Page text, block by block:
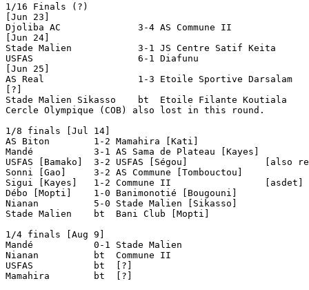
1/16 Finals (?)
[Jun 23]
Djoliba AC      	3-4 AS Commune II
[Jun 24]
Stade Malien    	3-1 JS Centre Satif Keita
USFAS        		6-1 Diafunu
[Jun 25]
AS Real 		1-3 Etoile Sportive Darsalam
[?]
Stade Malien Sikasso	bt  Etoile Filante Koutiala
Cercle Olympique (COB) also lost in this round.
1/8 finals [Jul 14]
AS Biton	1-2 Mamahira [Kati]
Mandé		3-1 AS Sama de Plateau [Kayes]
USFAS [Bamako]	3-2 USFAS [Ségou]	       [also reported 3-1]
Sonni [Gao]	3-2 AS Commune [Tombouctou]
Sigui [Kayes]	1-2 Commune II		       [asdet]
Débo [Mopti]	1-0 Banimonotié [Bougouni]
Nianan		5-0 Stade Malien [Sikasso]
Stade Malien	bt  Bani Club [Mopti]
1/4 finals [Aug 9]
Mandé		0-1 Stade Malien
Nianan		bt  Commune II
USFAS		bt  [?]
Mamahira	bt  [?]